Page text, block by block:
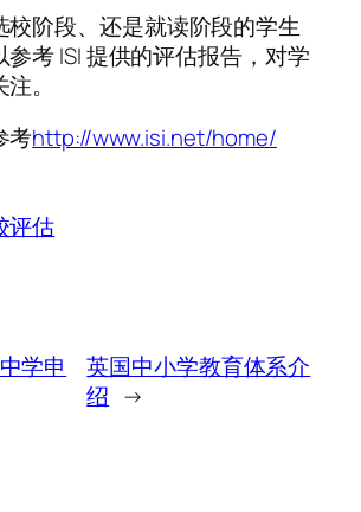
校阶段、还是就读阶段的学生
考 ISI 提供的评估报告，对学
。
考http://www.isi.net/home/
评估
学申
英国中小学教育体系介
绍 →